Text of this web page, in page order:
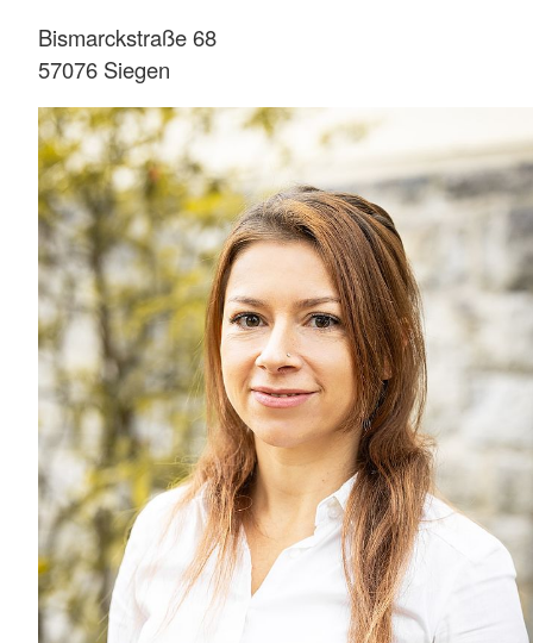
Bismarckstraße 68
57076 Siegen